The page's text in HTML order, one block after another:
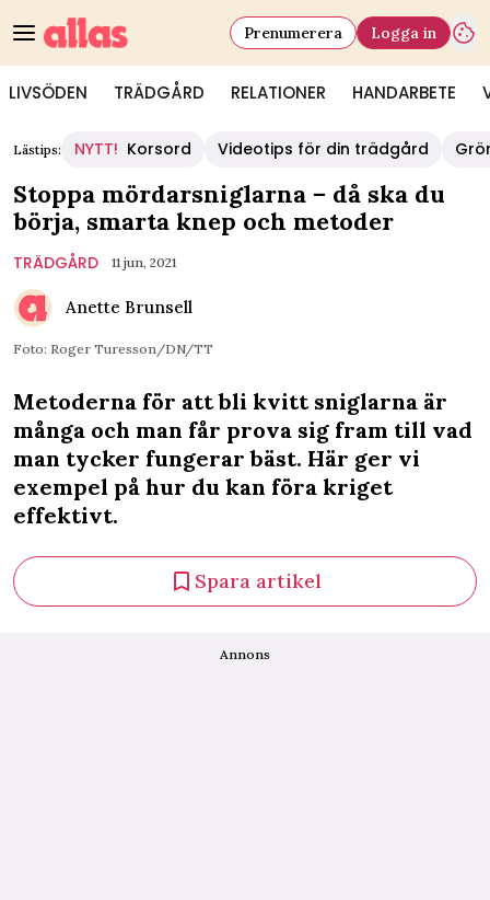
LIVSÖDEN TRÄDGÅRD RELATIONER HANDARBETE
Prenumerera Logga in
Lästips: NYTT! Korsord Videotips för din trädgård
Stoppa mördarsniglarna – då ska du
börja, smarta knep och metoder
TRÄDGÅRD 11 jun, 2021
Anette Brunsell
Foto: Roger Turesson/DN/TT
Metoderna för att bli kvitt sniglarna är
många och man får prova sig fram till vad
man tycker fungerar bäst. Här ger vi
exempel på hur du kan föra kriget
effektivt.
Spara artikel
Annons